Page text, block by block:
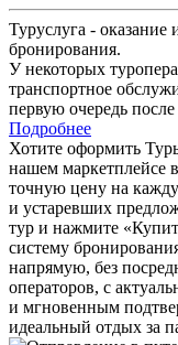
Туруслуга -
бронирования.
У некоторых
транспортное
первую очередь
Подробнее
Хотите оформить
нашем маркетплейсе
точную цену на
и устаревших
тур и нажмите
систему
напрямую, без
операторов, с
и мгновенным
идеальный отдых за